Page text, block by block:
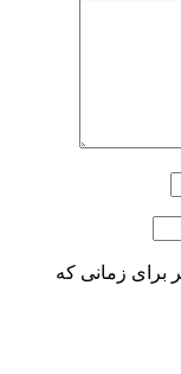
برای زمانی که